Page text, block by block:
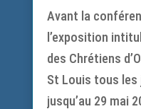
Avant la
l’exposition
des Chrétiens
St Louis tous les
jusqu’au 29 mai